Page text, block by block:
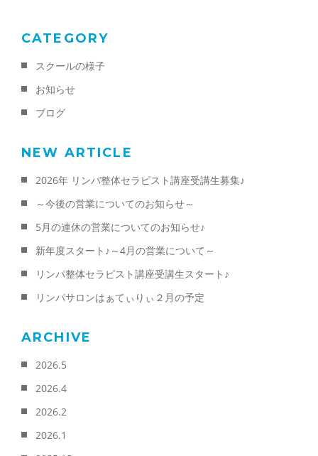
CATEGORY
スクールの様子
お知らせ
ブログ
NEW ARTICLE
2026年 リンパ整体セラピスト講座受講生募集♪
～今後の営業についてのお知らせ～
5月の連休の営業についてのお知らせ♪
新年度スタート♪～4月の営業について～
リンパ整体セラピスト講座受講生スタート♪
リンパサロンはぁてぃりぃ２月の予定
ARCHIVE
2026.5
2026.4
2026.2
2026.1